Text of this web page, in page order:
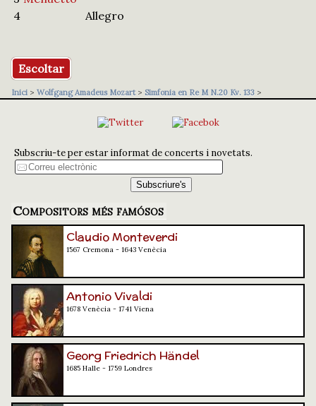
4
Allegro
Escoltar
Inici > Wolfgang Amadeus Mozart> Simfonia en Re M N.20 Kv. 133 >
Subscriu-te per estar informat de concerts i novetats.
Compositors més famósos
Claudio Monteverdi
1567 Cremona - 1643 Venècia
Antonio Vivaldi
1678 Venècia - 1741 Viena
Georg Friedrich Händel
1685 Halle - 1759 Londres